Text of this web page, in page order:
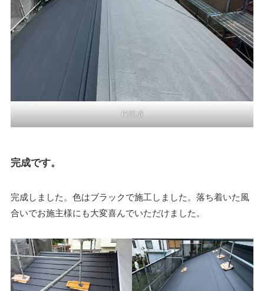
棟完成
完成です。
完成しました。色はブラックで施工しました。落ち着いた風
合いでお施主様にも大変喜んでいただけました。